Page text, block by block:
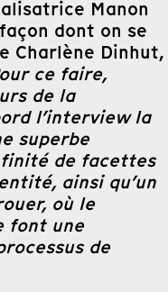
Manon
dont on se
Charlène Dinhut,
ce faire,
de la
l’interview la
superbe
de facettes
ainsi qu’un
où le
font une
de